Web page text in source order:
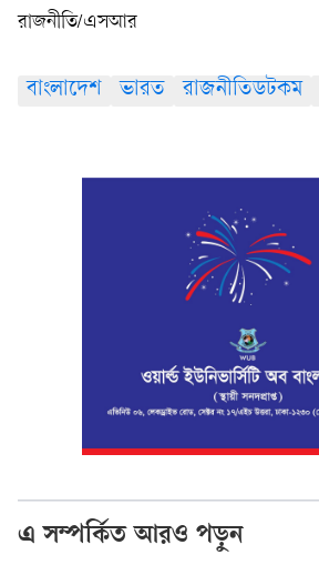
রাজনীতি/এসআর
বাংলাদেশ ভারত রাজনীতিডটকম
এ সম্পর্কিত আরও পড়ুন